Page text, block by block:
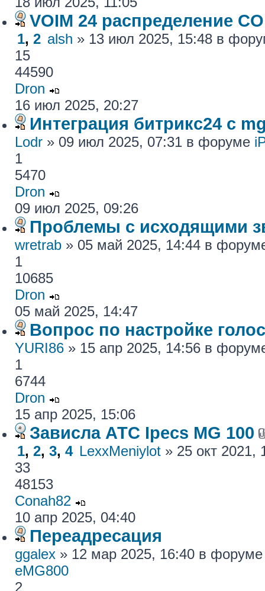
VOIM 24 распределение CO
1, 2 alsh » 13 июл 2025, 15:48 в
15
44590
Dron
16 июл 2025, 20:27
Интеграция битрикс24 с
Lodr » 09 июл 2025, 07:31 в форуме
1
5470
Dron
09 июл 2025, 09:26
Проблемы с исходящими
wretrab » 05 май 2025, 14:44 в
1
10685
Dron
05 май 2025, 14:47
Вопрос по настройке
YURI86 » 15 апр 2025, 14:56 в
1
6744
Dron
15 апр 2025, 15:06
Зависла АТС Ipecs MG 100
1, 2, 3, 4 LexxMeniylot » 25 окт
33
48153
Conah82
10 апр 2025, 04:40
Переадресация
ggalex » 12 мар 2025, 16:40 в
eMG800
2